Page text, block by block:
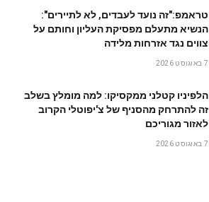
טראמפ:"זה נועד לעבדים, לא לתיירים":
הנשיא מתעלם מפסיקת העליון וחותם על
צווים נגד אזרחות מלידה
7 באוגוסט 2026
הלפיניו קטלני ממקסיקו: למה מומלץ בשלב
זה להתרחק מהסניף של צ'יפוטלי הקרוב
לאזור מגוריכם
7 באוגוסט 2026